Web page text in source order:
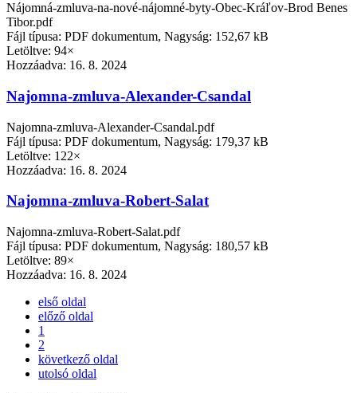
Nájomná-zmluva-na-nové-nájomné-byty-Obec-Kráľov-Brod Benes
Tibor.pdf
Fájl típusa: PDF dokumentum, Nagyság: 152,67 kB
Letöltve: 94×
Hozzáadva: 16. 8. 2024
Najomna-zmluva-Alexander-Csandal
Najomna-zmluva-Alexander-Csandal.pdf
Fájl típusa: PDF dokumentum, Nagyság: 179,37 kB
Letöltve: 122×
Hozzáadva: 16. 8. 2024
Najomna-zmluva-Robert-Salat
Najomna-zmluva-Robert-Salat.pdf
Fájl típusa: PDF dokumentum, Nagyság: 180,57 kB
Letöltve: 89×
Hozzáadva: 16. 8. 2024
első oldal
előző oldal
1
2
következő oldal
utolsó oldal